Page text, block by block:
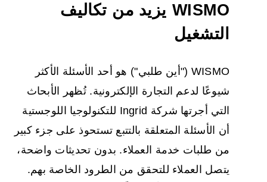
WISMO يزيد من تكاليف
التشغيل
WISMO ("أين طلبي") هو أحد الأسئلة الأكثر
شيوعًا لدعم التجارة الإلكترونية. تُظهر الأبحاث
التي أجرتها شركة Ingrid للتكنولوجيا اللوجستية
أن الأسئلة المتعلقة بالتتبع تستحوذ على جزء كبير
من طلبات خدمة العملاء. بدون تحديثات واضحة،
يتصل العملاء للتحقق من الطرود الخاصة بهم.